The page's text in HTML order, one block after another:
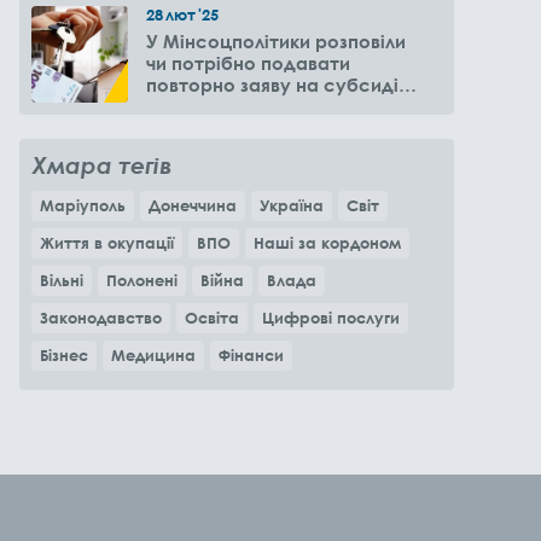
28лют'25
У Мінсоцполітики розповіли
чи потрібно подавати
повторно заяву на субсидію
Хмара тегів
Маріуполь Донеччина Україна
Світ
Життя в окупації
ВПО
Наші за кордоном
Вільні
Полонені Війна
Влада
Законодавство
Освіта
Цифрові послуги
Бізнес
Медицина Фінанси